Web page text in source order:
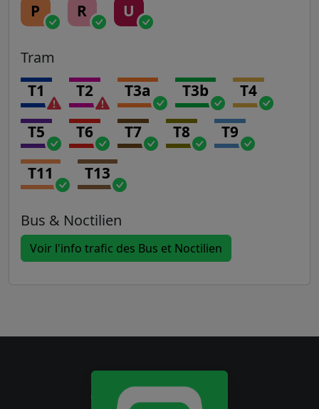
P R U
Tram
T1 T2 T3a T3b T4
T5 T6 T7 T8 T9
T11 T13
Bus & Noctilien
Voir l'info trafic des Bus et Noctilien